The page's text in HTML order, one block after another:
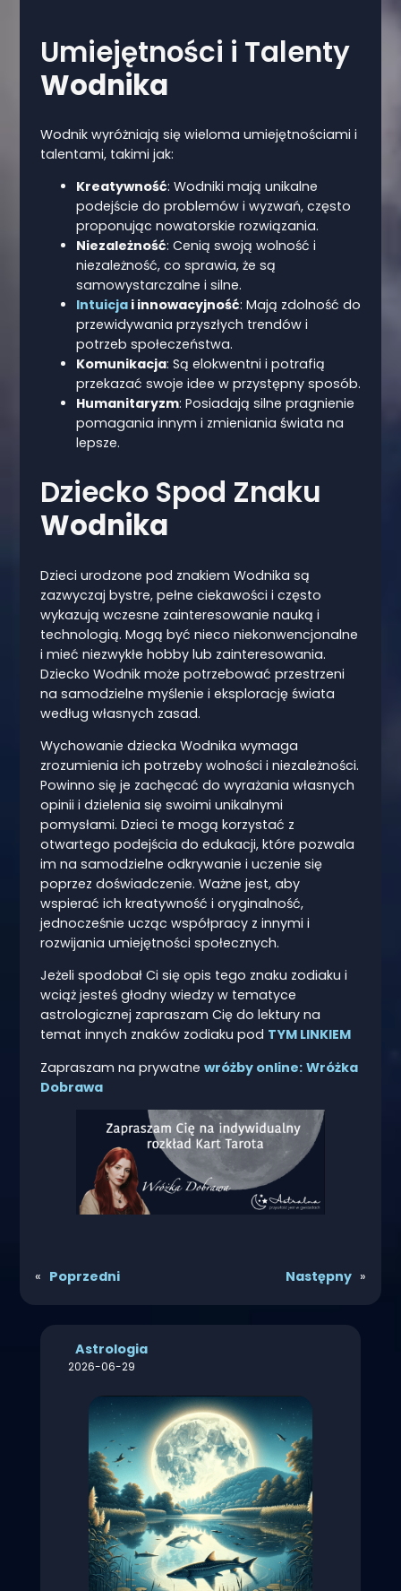
Umiejętności i Talenty
Wodnika
Wodnik wyróżniają się wieloma umiejętnościami i
talentami, takimi jak:
Kreatywność: Wodniki mają unikalne
podejście do problemów i wyzwań, często
proponując nowatorskie rozwiązania.
Niezależność: Cenią swoją wolność i
niezależność, co sprawia, że są
samowystarczalne i silne.
Intuicjai innowacyjność: Mają zdolność do
przewidywania przyszłych trendów i
potrzeb społeczeństwa.
Komunikacja: Są elokwentni i potrafią
przekazać swoje idee w przystępny sposób.
Humanitaryzm: Posiadają silne pragnienie
pomagania innym i zmieniania świata na
lepsze.
Dziecko Spod Znaku
Wodnika
Dzieci urodzone pod znakiem Wodnika są
zazwyczaj bystre, pełne ciekawości i często
wykazują wczesne zainteresowanie nauką i
technologią. Mogą być nieco niekonwencjonalne
i mieć niezwykłe hobby lub zainteresowania.
Dziecko Wodnik może potrzebować przestrzeni
na samodzielne myślenie i eksplorację świata
według własnych zasad.
Wychowanie dziecka Wodnika wymaga
zrozumienia ich potrzeby wolności i niezależności.
Powinno się je zachęcać do wyrażania własnych
opinii i dzielenia się swoimi unikalnymi
pomysłami. Dzieci te mogą korzystać z
otwartego podejścia do edukacji, które pozwala
im na samodzielne odkrywanie i uczenie się
poprzez doświadczenie. Ważne jest, aby
wspierać ich kreatywność i oryginalność,
jednocześnie ucząc współpracy z innymi i
rozwijania umiejętności społecznych.
Jeżeli spodobał Ci się opis tego znaku zodiaku i
wciąż jesteś głodny wiedzy w tematyce
astrologicznej zapraszam Cię do lektury na
temat innych znaków zodiaku pod TYM LINKIEM
Zapraszam na prywatne wróżby online: Wróżka
Dobrawa
« Poprzedni Następny »
Astrologia
2026-06-29